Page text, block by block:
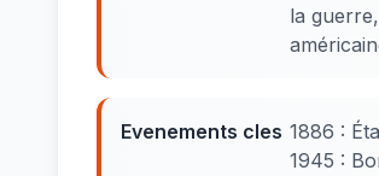
la
Evenements cles 1886 :
1945 :